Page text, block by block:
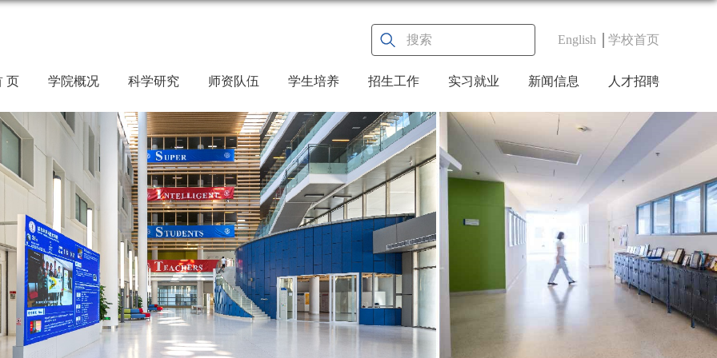
English 学校首页
页 学院概况 科学研究 师资队伍 学生培养 招生工作 实习就业 新闻信息 人才招聘